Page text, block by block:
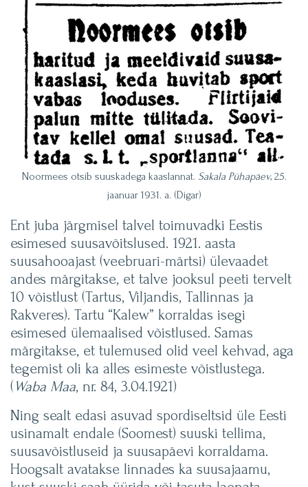
Noormees otsib suuskadega kaaslannat. Sakala Pühapäev, 25.
jaanuar 1931. a. (Digar)
Ent juba järgmisel talvel toimuvadki Eestis
esimesed suusavõitslused. 1921. aasta
suusahooajast (veebruari-märtsi) ülevaadet
andes märgitakse, et talve jooksul peeti tervelt
10 võistlust (Tartus, Viljandis, Tallinnas ja
Rakveres). Tartu “Kalew” korraldas isegi
esimesed ülemaalised võistlused. Samas
märgitakse, et tulemused olid veel kehvad, aga
tegemist oli ka alles esimeste võistlustega.
( Waba Maa, nr. 84, 3.04.1921)
Ning sealt edasi asuvad spordiseltsid üle Eesti
usinamalt endale (Soomest) suuski tellima,
suusavõistluseid ja suusapäevi korraldama.
Hoogsalt avatakse linnades ka suusajaamu,